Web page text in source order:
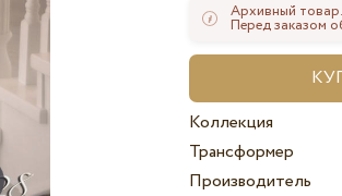
Архивный
Перед заказом
Коллекция
Трансформер
Производитель